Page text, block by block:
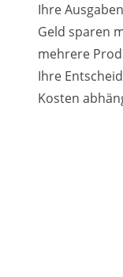
Ihre
Geld sparen
mehrere
Ihre
Kosten